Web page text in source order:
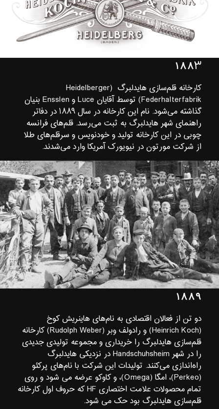
۱۸۸۳
کارخانه قلم‌سازی هایدلبرگ (Heidelberger
Federhalterfabrik) توسط آقایان Luce و Ensslen بنیان
گذاشته می‌شود. نام این کارخانه در سال ۱۸۸۹ در دفاتر
راهنمای شهر هایدلبرگ به ثبت می‌رسد. قلم‌های فرانسه
چوبی در این کارخانه تولید و خودنویس و سرقلم‌های طلا
از شرکت مورتون در نیویورک آمریکا وارد می‌شدند.
۱۸۸۹
دو تن از فعالان اقتصادی به نام‌های هاینریش کوخ
(Heinrich Koch) و رادولف وبر (Rudolph Weber) کارخانه
قلم‌سازی هایدلبرگ را خریداری و مجموعه تولیدی جدیدی
را در شهر Handschuhsheim در نزدیکی هایدلبرگ
راه‌اندازی می‌کنند. تولیدات این شرکت با نام‌های پرکئو
(Perkeo)، امگا (Omega)، و کاوکو عرضه می شود و روی
تمام محصولات علامت اختصاری HF که حروف اول کارخانه
قلم‌سازی هایدلبرگ بود حک می شود.